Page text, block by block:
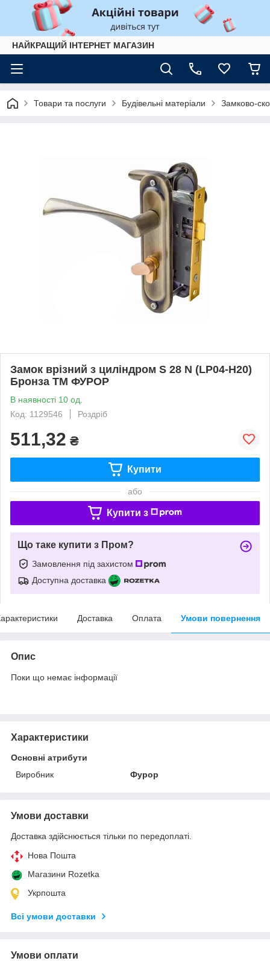
НАЙКРАЩИЙ ІНТЕРНЕТ МАГАЗИН
Товари та послуги Будівельні матеріали Замково-
Замок врiзний з циліндром S 28 N (LP04-H20)
Бронза ТМ ФУРОР
В наявності 10 од.
Код: 1129546
Роздріб
511,32 ₴
Купити
або
Купити з
Що таке купити з Пром?
Замовлення під захистом
Доступна доставка
Доставка Оплата Умови повернення
Опис
Поки що немає інформації
Характеристики
Основні атрибути
Виробник
Фурор
Умови доставки
Доставка здійснюється тільки по передоплаті.
Нова Пошта
Магазини Rozetka
Укрпошта
Всі умови доставки
Умови оплати